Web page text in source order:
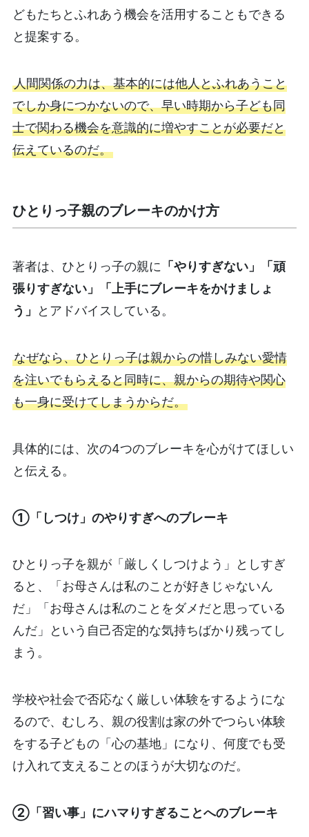
どもたちとふれあう機会を活用することもできる
と提案する。
人間関係の力は、基本的には他人とふれあうこと
でしか身につかないので、早い時期から子ども同
士で関わる機会を意識的に増やすことが必要だと
伝えているのだ。
ひとりっ子親のブレーキのかけ方
著者は、ひとりっ子の親に 「やりすぎない」「頑
張りすぎない」「上手にブレーキをかけましょ
う」
とアドバイスしている。
なぜなら、ひとりっ子は親からの惜しみない愛情
を注いでもらえると同時に、親からの期待や関心
も一身に受けてしまうからだ。
具体的には、次の4つのブレーキを心がけてほしい
と伝える。
①「しつけ」のやりすぎへのブレーキ
ひとりっ子を親が「厳しくしつけよう」としすぎ
ると、「お母さんは私のことが好きじゃないん
だ」「お母さんは私のことをダメだと思っている
んだ」という自己否定的な気持ちばかり残ってし
まう。
学校や社会で否応なく厳しい体験をするようにな
るので、むしろ、親の役割は家の外でつらい体験
をする子どもの「心の基地」になり、何度でも受
け入れて支えることのほうが大切なのだ。
②「習い事」にハマりすぎることへのブレーキ